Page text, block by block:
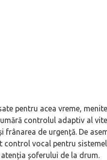
pentru acea vreme,
controlul adaptiv al
de urgență. De
vocal pentru
șoferului de la drum.